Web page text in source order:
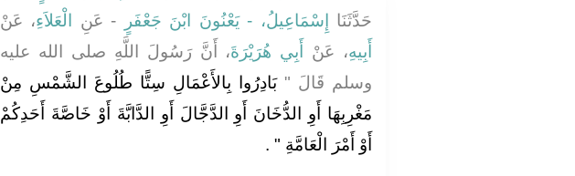
حَدَّثَنَا
إِسْمَاعِيلُ، - يَعْنُونَ ابْنَ جَعْفَرٍ - عَنِ الْعَلاَءِ، عَنْ
أَبِيهِ، عَنْ أَبِي هُرَيْرَةَ، أَنَّ رَسُولَ اللَّهِ صلى الله عليه
وسلم قَالَ ‏"‏بَادِرُوا بِالأَعْمَالِ سِتًّا طُلُوعَ الشَّمْسِ مِنْ
مَغْرِبِهَا أَوِ الدُّخَانَ أَوِ الدَّجَّالَ أَوِ الدَّابَّةَ أَوْ خَاصَّةَ أَحَدِكُمْ
أَوْ أَمْرَ الْعَامَّةِ ‏"‏ ‏.‏